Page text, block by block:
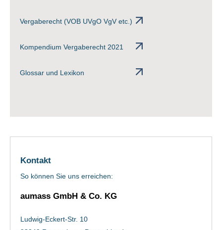
Vergaberecht (VOB UVgO VgV etc.)
Kompendium Vergaberecht 2021
Glossar und Lexikon
Kontakt
So können Sie uns erreichen:
aumass GmbH & Co. KG
Ludwig-Eckert-Str. 10